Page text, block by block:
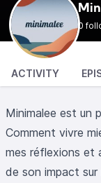
0
ACTIVITY
Minimalee est un
Comment vivre
mes réflexions et
de son impact